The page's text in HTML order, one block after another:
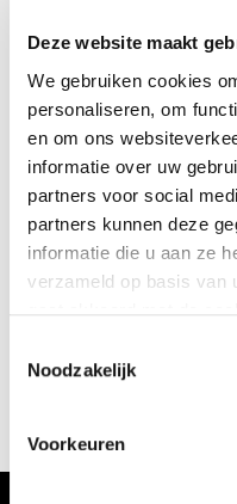
Deze website maakt
We gebruiken cookies
personaliseren, om
en om ons
informatie over uw
partners voor social
partners kunnen deze
informatie die u aan ze
verzameld op basis van
Noodzakelijk
Voorkeuren
parade-act met vuur en
ogen uit!
Lichtjesavond bij de
De Historische Vereniging
31 oktober a.s. weer de
liefst 2.000 exemplaren.
sprookjesachtig verlicht.